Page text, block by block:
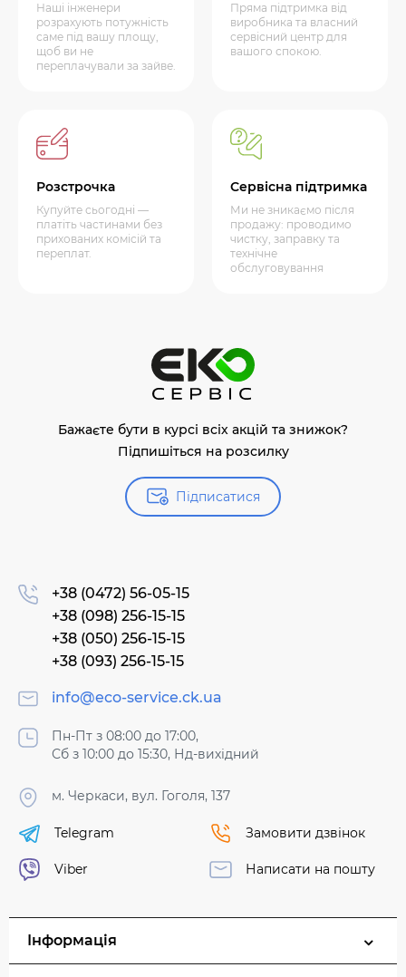
Наші інженери
розрахують потужність
саме під вашу площу,
щоб ви не
переплачували за зайве.
Пряма підтримка від
виробника та власний
сервісний центр для
вашого спокою.
Розстрочка
Купуйте сьогодні —
платіть частинами без
прихованих комісій та
переплат.
Сервісна підтримка
Ми не зникаємо після
продажу: проводимо
чистку, заправку та
технічне
обслуговування
Бажаєте бути в курсі всіх акцій та знижок?
Підпишіться на розсилку
Підписатися
+38 (0472) 56-05-15
+38 (098) 256-15-15
+38 (050) 256-15-15
+38 (093) 256-15-15
info@eco-service.ck.ua
Пн-Пт з 08:00 до 17:00,
Сб з 10:00 до 15:30, Нд-вихідний
м. Черкаси, вул. Гоголя, 137
Telegram
Viber
Замовити дзвінок
Написати на пошту
Інформація